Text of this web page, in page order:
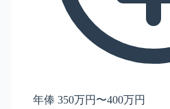
年俸 350万円〜400万円